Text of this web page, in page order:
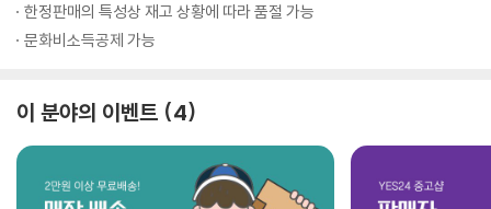
한정판매의 특성상 재고 상황에 따라 품절 가능
문화비소득공제 가능
이 분야의 이벤트 4